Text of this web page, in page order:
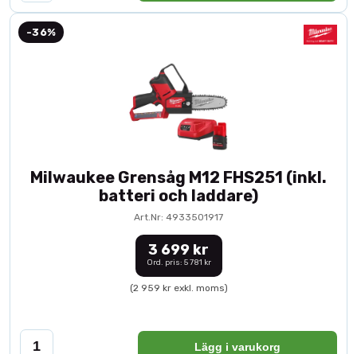
-36%
Milwaukee Grensåg M12 FHS251 (inkl.
batteri och laddare)
Art.Nr: 4933501917
3 699 kr
Ord. pris: 5 781 kr
(2 959 kr exkl. moms)
Lägg i varukorg